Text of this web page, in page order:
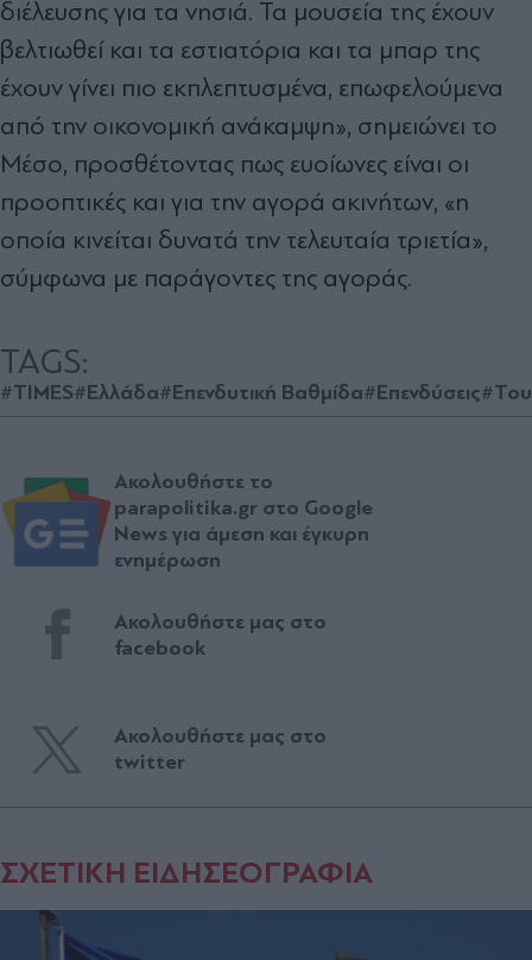
διέλευσης για τα νησιά. Τα μουσεία της έχουν
βελτιωθεί και τα εστιατόρια και τα μπαρ της
έχουν γίνει πιο εκπλεπτυσμένα, επωφελούμενα
από την οικονομική ανάκαμψη», σημειώνει το
Μέσο, προσθέτοντας πως ευοίωνες είναι οι
προοπτικές και για την αγορά ακινήτων, «η
οποία κινείται δυνατά την τελευταία τριετία»,
σύμφωνα με παράγοντες της αγοράς.
TAGS:
#TIMES#Ελλάδα#Επενδυτική Βαθμίδα#Επενδύσεις
Ακολουθήστε το
parapolitika.gr στο Google
News για άμεση και έγκυρη
ενημέρωση
Ακολουθήστε μας στο
facebook
Ακολουθήστε μας στο
twitter
ΣΧΕΤΙΚΗ ΕΙΔΗΣΕΟΓΡΑΦΙΑ